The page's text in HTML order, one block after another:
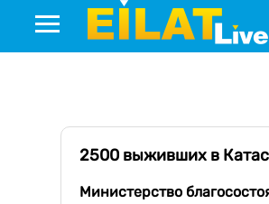
2500 выживших в
Министерство